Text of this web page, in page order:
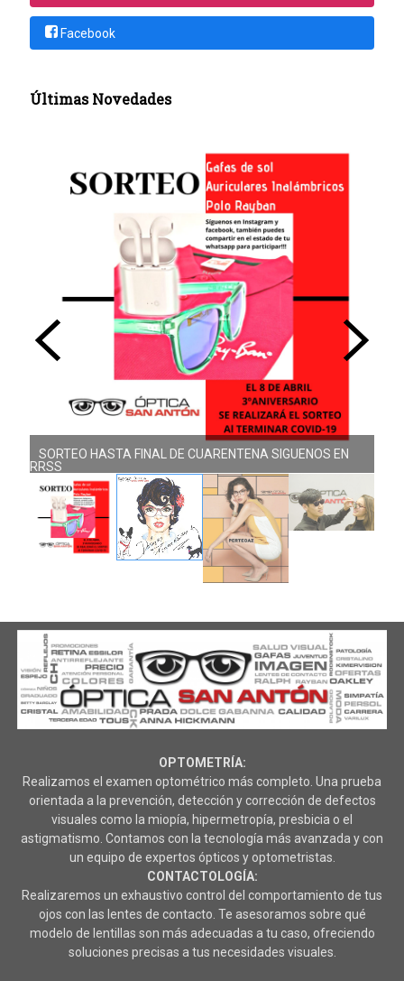
Facebook
Últimas Novedades
SORTEO HASTA FINAL DE CUARENTENA SIGUENOS EN
RRSS
OPTOMETRÍA:
Realizamos el examen optométrico más completo. Una prueba
orientada a la prevención, detección y corrección de defectos
visuales como la miopía, hipermetropía, presbicia o el
astigmatismo. Contamos con la tecnología más avanzada y con
un equipo de expertos ópticos y optometristas.
CONTACTOLOGÍA:
Realizaremos un exhaustivo control del comportamiento de tus
ojos con las lentes de contacto. Te asesoramos sobre qué
modelo de lentillas son más adecuadas a tu caso, ofreciendo
soluciones precisas a tus necesidades visuales.